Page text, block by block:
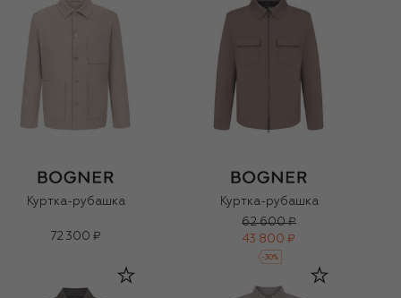
Куртка-рубашка
72 300 ₽
Куртка-рубашка
62 600 ₽
43 800 ₽
-30%